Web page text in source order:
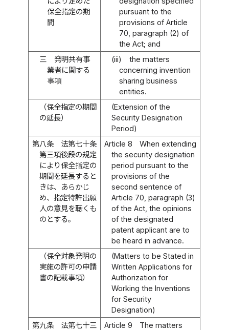
保全指定の期
間
pursuant to the
provisions of Article
70, paragraph (2) of
the Act; and
三
発明共有事
業者に関する
事項
(iii)
the matters
concerning invention
sharing business
entities.
（保全指定の期間
の延長）
(Extension of the
Security Designation
Period)
第八条
法第七十条
第三項後段の規定
により保全指定の
期間を延長すると
きは、あらかじ
め、指定特許出願
人の意見を聴くも
のとする。
Article 8
When extending
the security designation
period pursuant to the
provisions of the
second sentence of
Article 70, paragraph (3)
of the Act, the opinions
of the designated
patent applicant are to
be heard in advance.
（保全対象発明の
実施の許可の申請
書の記載事項）
(Matters to be Stated in
Written Applications for
Authorization for
Working the Inventions
for Security
Designation)
第九条
法第七十三
Article 9
The matters